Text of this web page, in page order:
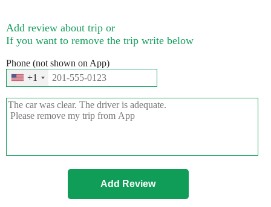
Add review about trip or
If you want to remove the trip write below
Phone (not shown on App)
+1